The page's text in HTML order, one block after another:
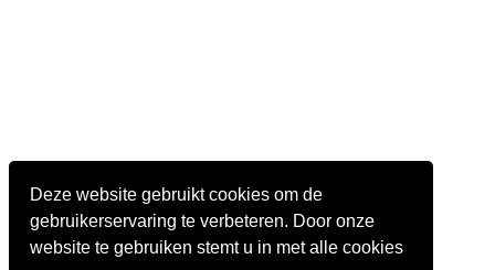
Deze website gebruikt cookies om de
gebruikerservaring te verbeteren. Door onze
website te gebruiken stemt u in met alle cookies